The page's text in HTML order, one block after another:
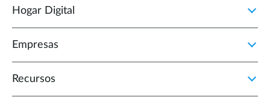
Hogar Digital
Empresas
Recursos